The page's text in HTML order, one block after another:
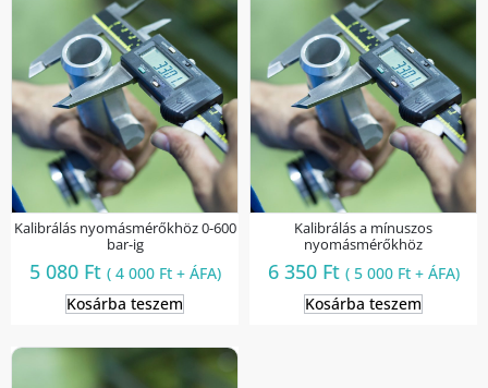
Kalibrálás nyomásmérőkhöz 0-600
bar-ig
5 080 Ft ( 4 000 Ft+ ÁFA)
Kosárba teszem
Kalibrálás a mínuszos
nyomásmérőkhöz
6 350 Ft ( 5 000 Ft+ ÁFA)
Kosárba teszem